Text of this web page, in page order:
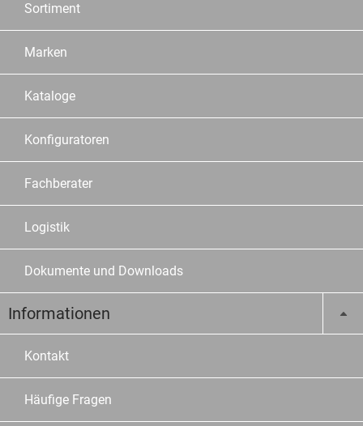
Sortiment
Marken
Kataloge
Konfiguratoren
Fachberater
Logistik
Dokumente und Downloads
Informationen
Kontakt
Häufige Fragen